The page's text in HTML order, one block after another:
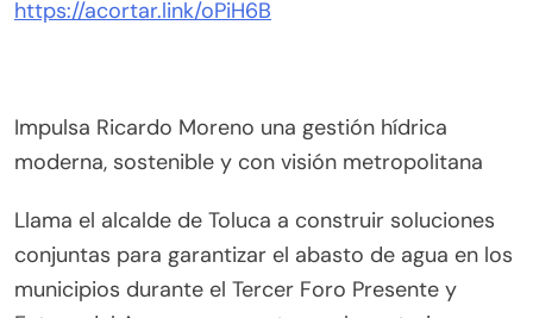
https://acortar.link/oPiH6B
Impulsa Ricardo Moreno una gestión hídrica
moderna, sostenible y con visión metropolitana
Llama el alcalde de Toluca a construir soluciones
conjuntas para garantizar el abasto de agua en los
municipios durante el Tercer Foro Presente y